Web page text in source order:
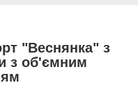
"Веснянка" з
з об'ємним